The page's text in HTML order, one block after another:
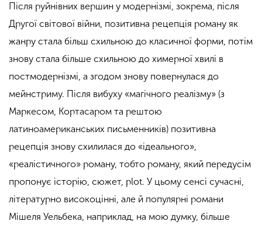
Після руйнівних вершин у модернізмі, зокрема, після
Другої світової війни, позитивна рецепція роману як
жанру стала більш схильною до класичної форми, потім
знову стала більше схильною до химерної хвилі в
постмодернізмі, а згодом знову повернулася до
мейнстриму. Після вибуху «магічного реалізму» (з
Маркесом, Кортасаром та рештою
латиноамериканських письменників) позитивна
рецепція знову схилилася до «ідеального»,
«реалістичного» роману, тобто роману, який передусім
пропонує історію, сюжет, plot. У цьому сенсі сучасні,
літературно високоцінні, але й популярні романи
Мішеля Уельбека, наприклад, на мою думку, більше